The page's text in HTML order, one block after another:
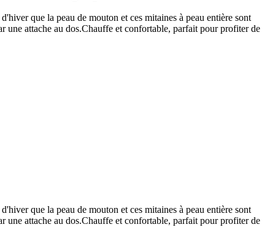
que la peau de mouton et ces mitaines à peau entière sont
une attache au dos.Chauffe et confortable, parfait pour profiter de
que la peau de mouton et ces mitaines à peau entière sont
une attache au dos.Chauffe et confortable, parfait pour profiter de